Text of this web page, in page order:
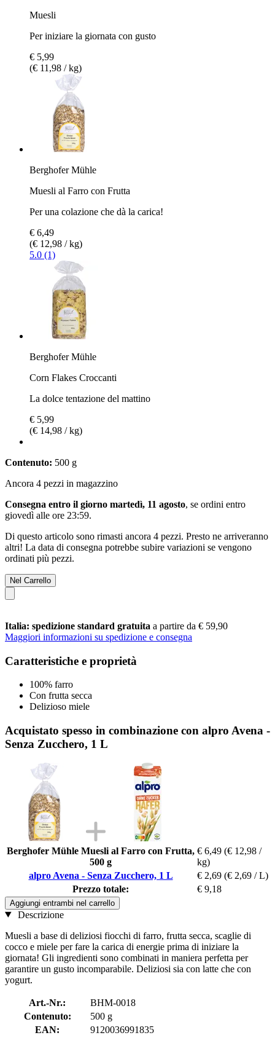
Muesli
Per iniziare la giornata con gusto
€ 5,99
(€ 11,98 / kg)
Berghofer Mühle
Muesli al Farro con Frutta
Per una colazione che dà la carica!
€ 6,49
(€ 12,98 / kg)
5.0 (1)
Berghofer Mühle
Corn Flakes Croccanti
La dolce tentazione del mattino
€ 5,99
(€ 14,98 / kg)
Contenuto: 500 g
Ancora 4 pezzi in magazzino
Consegna entro il giorno martedì, 11 agosto, se ordini entro
giovedì alle ore 23:59.
Di questo articolo sono rimasti ancora 4 pezzi. Presto ne arriveranno
altri! La data di consegna potrebbe subire variazioni se vengono
ordinati più pezzi.
Nel Carrello
Italia: spedizione standard gratuita a partire da € 59,90
Maggiori informazioni su spedizione e consegna
Caratteristiche e proprietà
100% farro
Con frutta secca
Delizioso miele
Acquistato spesso in combinazione con alpro Avena -
Senza Zucchero, 1 L
Berghofer Mühle Muesli al Farro con Frutta,
500 g
€ 6,49 (€ 12,98 /
kg)
alpro Avena - Senza Zucchero, 1 L
€ 2,69 (€ 2,69 / L)
Prezzo totale:
€ 9,18
Aggiungi entrambi nel carrello
Descrizione
Muesli a base di deliziosi fiocchi di farro, frutta secca, scaglie di
cocco e miele per fare la carica di energie prima di iniziare la
giornata! Gli ingredienti sono combinati in maniera perfetta per
garantire un gusto incomparabile. Deliziosi sia con latte che con
yogurt.
Art.-Nr.:
BHM-0018
Contenuto:
500 g
EAN:
9120036991835